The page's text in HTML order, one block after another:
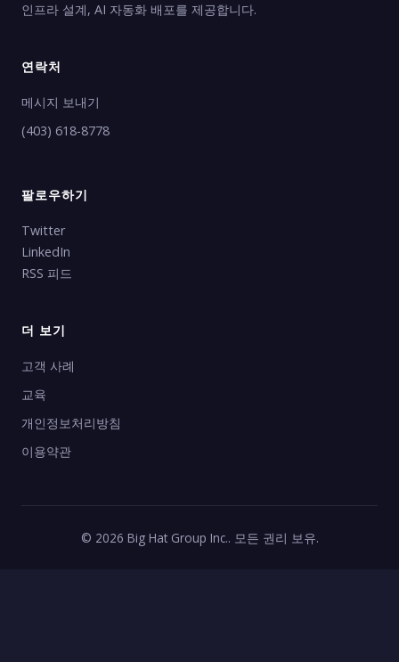
인프라 설계, AI 자동화 배포를 제공합니다.
연락처
메시지 보내기
(403) 618-8778
팔로우하기
Twitter
LinkedIn
RSS 피드
더 보기
고객 사례
교육
개인정보처리방침
이용약관
© 2026 Big Hat Group Inc.. 모든 권리 보유.